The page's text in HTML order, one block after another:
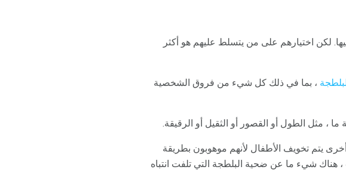
لكن اختيارهم على من يتسلط عليهم هو أكثر
، بما في ذلك كل شيء من فروق الشخصية
، مثل الطول أو القصور أو الثقيل أو الرقيقة.
يتم تخويف الأطفال لأنهم موهوبون بطريقة
هناك شيء ما عن ضحية البلطجة التي تلفت انتباه